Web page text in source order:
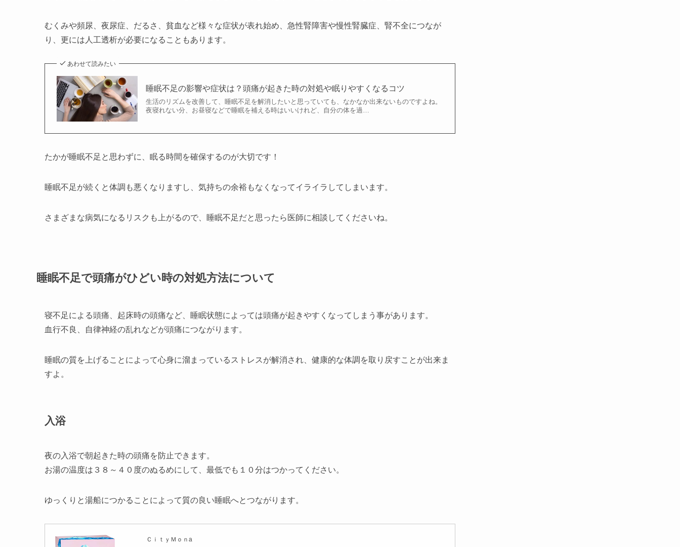
むくみや頻尿、夜尿症、だるさ、貧血など様々な症状が表れ始め、急性腎障害や慢性腎臓症、腎不全につなが
り、更には人工透析が必要になることもあります。
あわせて読みたい
睡眠不足の影響や症状は？頭痛が起きた時の対処や眠りやすくなるコツ
生活のリズムを改善して、睡眠不足を解消したいと思っていても、なかなか出来ないものですよね。
夜寝れない分、お昼寝などで睡眠を補える時はいいけれど、自分の体を過…
たかが睡眠不足と思わずに、眠る時間を確保するのが大切です！
睡眠不足が続くと体調も悪くなりますし、気持ちの余裕もなくなってイライラしてしまいます。
さまざまな病気になるリスクも上がるので、睡眠不足だと思ったら医師に相談してくださいね。
睡眠不足で頭痛がひどい時の対処方法について
寝不足による頭痛、起床時の頭痛など、睡眠状態によっては頭痛が起きやすくなってしまう事があります。
血行不良、自律神経の乱れなどが頭痛につながります。
睡眠の質を上げることによって心身に溜まっているストレスが解消され、健康的な体調を取り戻すことが出来ま
すよ。
入浴
夜の入浴で朝起きた時の頭痛を防止できます。
お湯の温度は３８～４０度のぬるめにして、最低でも１０分はつかってください。
ゆっくりと湯船につかることによって質の良い睡眠へとつながります。
ＣｉｔｙＭｏｎa